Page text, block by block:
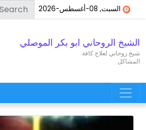
Skip to content
السبت, 08-أغسطس-2026 Search for:
الشيخ الروحاني ابو بكر الموصلي
شيخ روحاني لعلاج كافة
المشاكل
Main Navigation